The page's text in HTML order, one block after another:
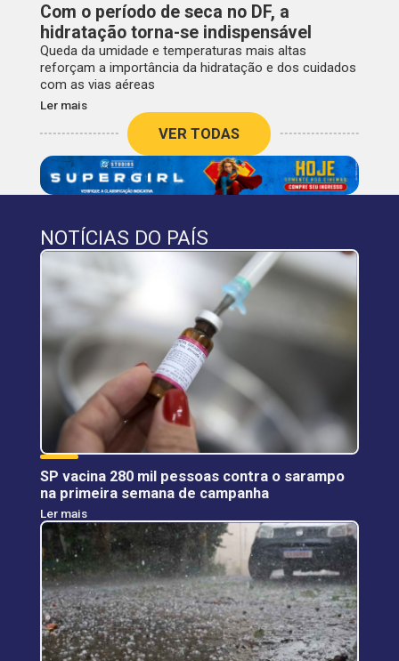
Com o período de seca no DF, a
hidratação torna-se indispensável
Queda da umidade e temperaturas mais altas
reforçam a importância da hidratação e dos cuidados
com as vias aéreas
Ler mais
VER TODAS
NOTÍCIAS DO PAÍS
SP vacina 280 mil pessoas contra o sarampo
na primeira semana de campanha
Ler mais